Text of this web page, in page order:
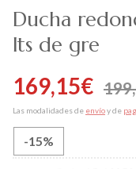
Ducha
lts de gre
169,15€
Las modalidades de envíoy de
-15%